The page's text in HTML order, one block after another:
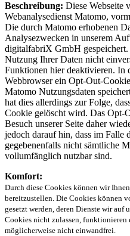
Beschreibung: Diese Webseite
Webanalysedienst Matomo,
Die durch Matomo erhobenen
Analysezwecken in unserem
digitalfabriX GmbH
Nutzung Ihrer Daten nicht
Funktionen hier deaktivieren. In
Webbrowser ein Opt-Out-
Matomo Nutzungsdaten
hat dies allerdings zur Folge,
Cookie gelöscht wird. Das Opt-
Besuch unserer Seite daher
jedoch darauf hin, dass im
gegebenenfalls nicht sämtliche
vollumfänglich nutzbar sind.
Komfort:
Durch diese Cookies können wir
bereitzustellen. Die Cookies können
gesetzt werden, deren Dienste wir auf
Cookies nicht zulassen, funktionieren
möglicherweise nicht einwandfrei.